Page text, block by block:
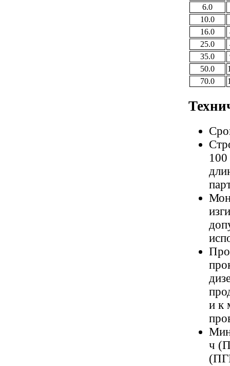
6.0
10.0
16.0
25.0
35.0
50.0
70.0
и к
ч